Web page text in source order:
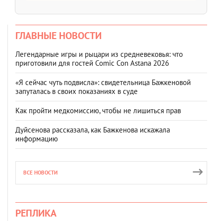
ГЛАВНЫЕ НОВОСТИ
Легендарные игры и рыцари из средневековья: что
приготовили для гостей Comic Con Astana 2026
«Я сейчас чуть подвисла»: свидетельница Бажкеновой
запуталась в своих показаниях в суде
Как пройти медкомиссию, чтобы не лишиться прав
Дуйсенова рассказала, как Бажкенова искажала
информацию
ВСЕ НОВОСТИ
РЕПЛИКА